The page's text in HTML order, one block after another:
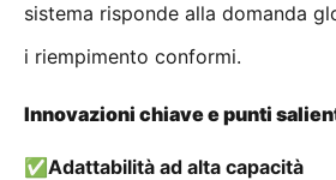
sistema risponde alla domanda
i riempimento conformi.
Innovazioni chiave e punti
✅Adattabilità ad alta capacità